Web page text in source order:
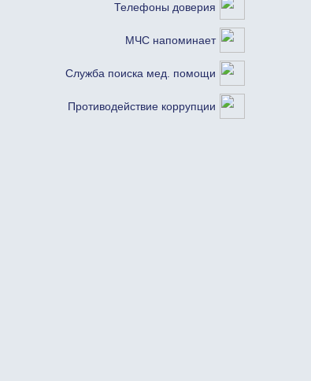
Телефоны доверия
МЧС напоминает
Служба поиска мед. помощи
Противодействие коррупции